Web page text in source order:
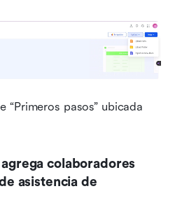
colaboradores
asistencia de